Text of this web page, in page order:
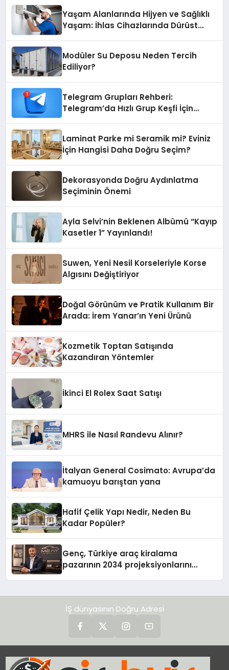
Yaşam Alanlarında Hijyen ve Sağlıklı
Yaşam: İhlas Cihazlarında Dürüst
Modüler Su Deposu Neden Tercih
Ediliyor?
Telegram Grupları Rehberi:
Telegram’da Hızlı Grup Keşfi İçin
Laminat Parke mi Seramik mi? Eviniz
İçin Hangisi Daha Doğru Seçim?
Dekorasyonda Doğru Aydınlatma
Seçiminin Önemi
Ayla Selvi’nin Beklenen Albümü “Kayıp
Kasetler 1” Yayınlandı!
Suwen, Yeni Nesil Korseleriyle Korse
Algısını Değiştiriyor
Doğal Görünüm ve Pratik Kullanım Bir
Arada: İrem Yanar’ın Yeni Ürünü
Kozmetik Toptan Satışında
Kazandıran Yöntemler
İkinci El Rolex Saat Satışı
MHRS ile Nasıl Randevu Alınır?
İtalyan General Cosimato: Avrupa’da
kamuoyu barıştan yana
Hafif Çelik Yapı Nedir, Neden Bu
Kadar Popüler?
Genç, Türkiye araç kiralama
pazarının 2034 projeksiyonlarını
İŞ dünyasının Doğru Adresi